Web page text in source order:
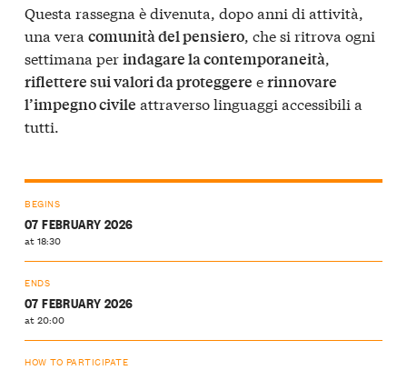
Questa rassegna è divenuta, dopo anni di attività,
una vera comunità del pensiero , che si ritrova ogni
settimana perindagare la contemporaneità
riflettere sui valori da proteggere erinnovare
l’impegno civile attraverso linguaggi accessibili a
tutti.
BEGINS
07 FEBRUARY 2026
at 18:30
ENDS
07 FEBRUARY 2026
at 20:00
HOW TO PARTICIPATE